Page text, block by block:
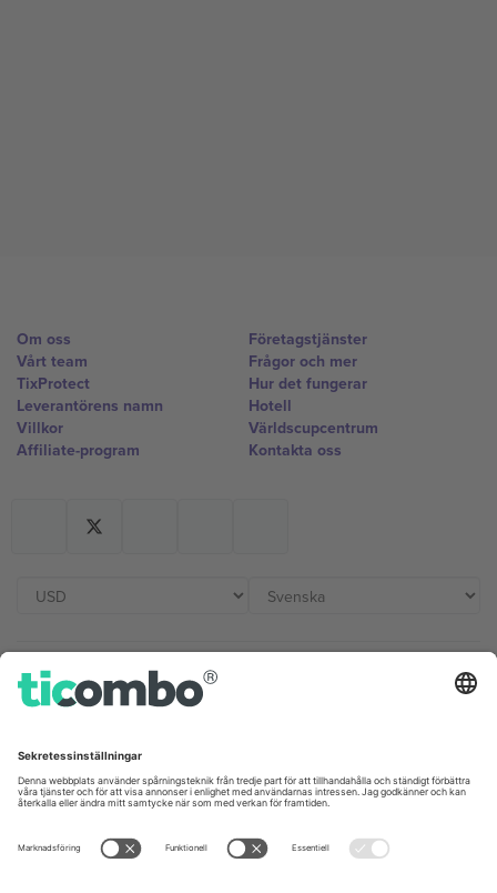
Om oss
Vårt team
TixProtect
Leverantörens namn
Villkor
Affiliate-program
Företagstjänster
Frågor och mer
Hur det fungerar
Hotell
Världscupcentrum
Kontakta oss
Kontor och support
Unter den Linden 24, 10117
Berlin, Germany
London, EC1V 1AW, United
Kingdom
United States
Switzerland